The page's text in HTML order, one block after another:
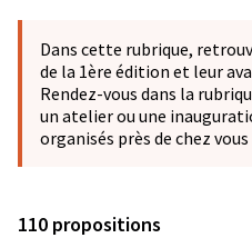
−
Dans cette rubrique,
de la 1ère édition et leur
Rendez-vous dans la
un atelier ou une
organisés près de chez vous
110 propositions